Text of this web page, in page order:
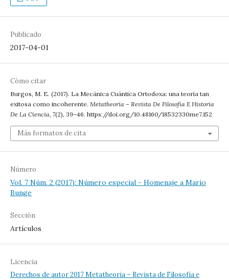
Publicado
2017-04-01
Cómo citar
Burgos, M. E. (2017). La Mecánica Cuántica Ortodoxa: una teoría tan
exitosa como incoherente. Metatheoria – Revista De Filosofía E Historia
De La Ciencia, 7(2), 39–46. https://doi.org/10.48160/18532330me7.152
Más formatos de cita
Número
Vol. 7 Núm. 2 (2017): Número especial - Homenaje a Mario
Bunge
Sección
Artículos
Licencia
Derechos de autor 2017 Metatheoria – Revista de Filosofía e